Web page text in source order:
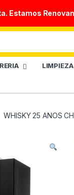
Estamos
LIMPIEZA
WHISKY 25 ANOS